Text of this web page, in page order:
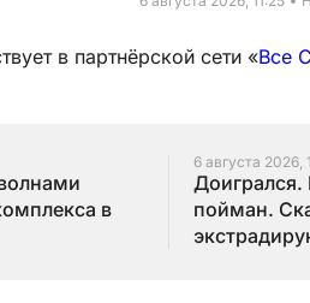
в партнёрской сети «Все
в
6 августа 2026,
Доигрался.
пойман.